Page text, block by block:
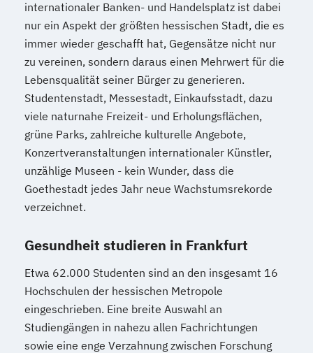
internationaler Banken- und Handelsplatz ist dabei
nur ein Aspekt der größten hessischen Stadt, die es
immer wieder geschafft hat, Gegensätze nicht nur
zu vereinen, sondern daraus einen Mehrwert für die
Lebensqualität seiner Bürger zu generieren.
Studentenstadt, Messestadt, Einkaufsstadt, dazu
viele naturnahe Freizeit- und Erholungsflächen,
grüne Parks, zahlreiche kulturelle Angebote,
Konzertveranstaltungen internationaler Künstler,
unzählige Museen - kein Wunder, dass die
Goethestadt jedes Jahr neue Wachstumsrekorde
verzeichnet.
Gesundheit studieren in Frankfurt
Etwa 62.000 Studenten sind an den insgesamt 16
Hochschulen der hessischen Metropole
eingeschrieben. Eine breite Auswahl an
Studiengängen in nahezu allen Fachrichtungen
sowie eine enge Verzahnung zwischen Forschung